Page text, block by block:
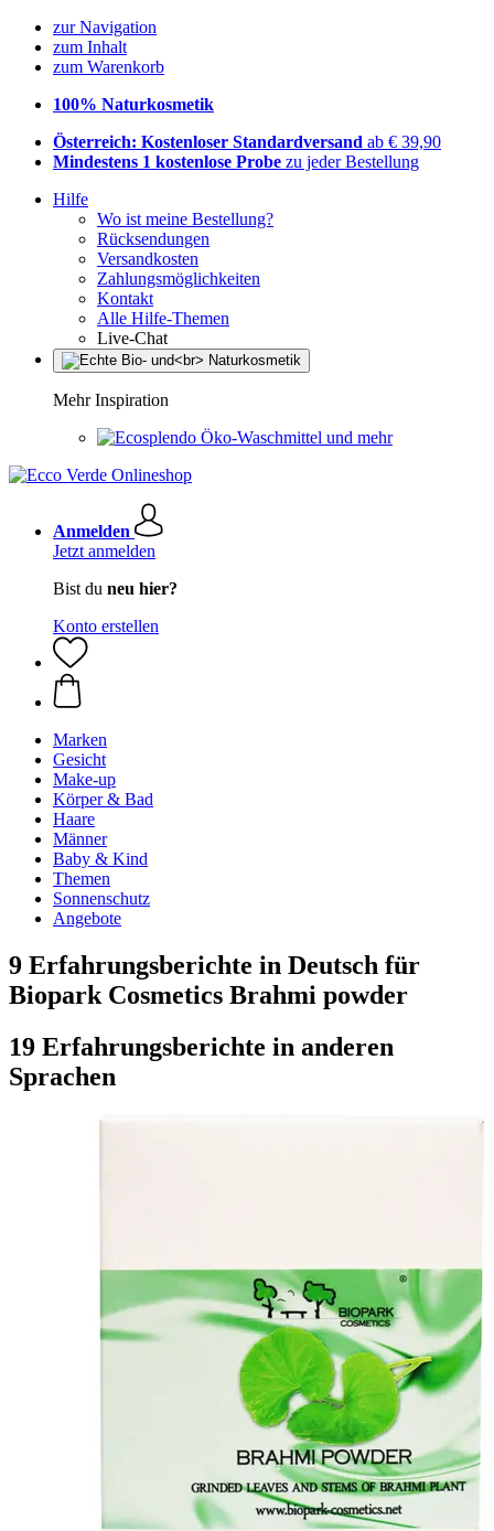
zur Navigation
zum Inhalt
zum Warenkorb
100% Naturkosmetik
Österreich: Kostenloser Standardversand ab € 39,90
Mindestens 1 kostenlose Probe zu jeder Bestellung
Hilfe
Wo ist meine Bestellung?
Rücksendungen
Versandkosten
Zahlungsmöglichkeiten
Kontakt
Alle Hilfe-Themen
Live-Chat
Mehr Inspiration
Öko-Waschmittel und mehr
Anmelden
Jetzt anmelden
Bist du neu hier?
Konto erstellen
Marken
Gesicht
Make-up
Körper & Bad
Haare
Männer
Baby & Kind
Themen
Sonnenschutz
Angebote
9 Erfahrungsberichte in Deutsch für
Biopark Cosmetics Brahmi powder
19 Erfahrungsberichte in anderen
Sprachen